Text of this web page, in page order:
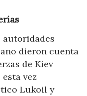
dieron cuenta
de Kiev
vez
Lukoil y